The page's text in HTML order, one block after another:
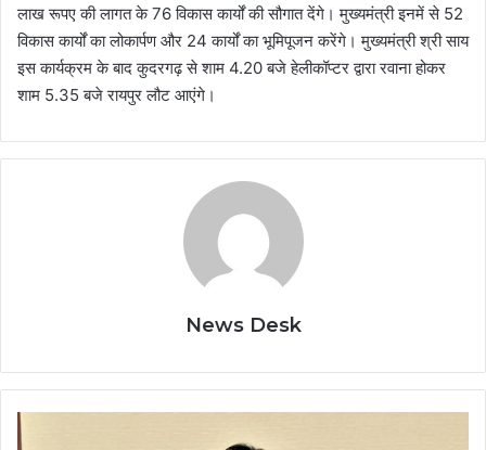
लाख रूपए की लागत के 76 विकास कार्यों की सौगात देंगे। मुख्यमंत्री इनमें से 52
विकास कार्यों का लोकार्पण और 24 कार्यों का भूमिपूजन करेंगे। मुख्यमंत्री श्री साय
इस कार्यक्रम के बाद कुदरगढ़ से शाम 4.20 बजे हेलीकॉप्टर द्वारा रवाना होकर
शाम 5.35 बजे रायपुर लौट आएंगे।
News Desk
भर्ती
प्रक्रिया